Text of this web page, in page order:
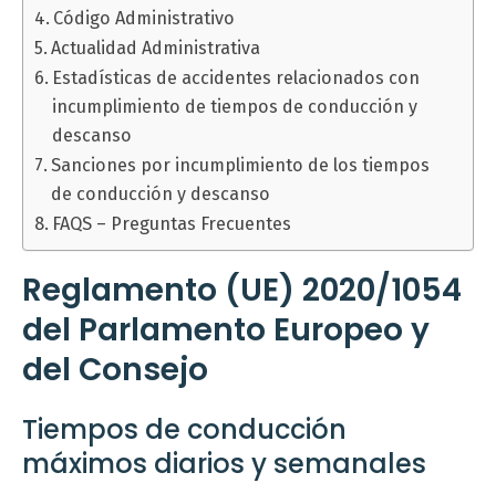
Código Administrativo
Actualidad Administrativa
Estadísticas de accidentes relacionados con
incumplimiento de tiempos de conducción y
descanso
Sanciones por incumplimiento de los tiempos
de conducción y descanso
FAQS – Preguntas Frecuentes
Reglamento (UE) 2020/1054
del Parlamento Europeo y
del Consejo
Tiempos de conducción
máximos diarios y semanales